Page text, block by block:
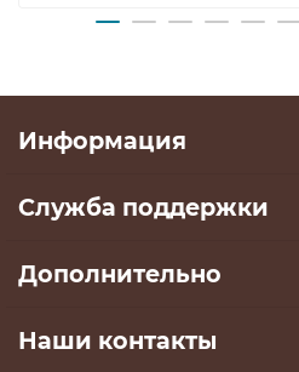
Информация
Служба поддержки
Дополнительно
Наши контакты